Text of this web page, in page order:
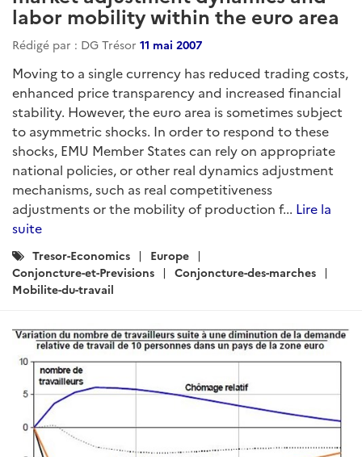
labor mobility within the euro area
Rédigé par : DG Trésor 11 mai 2007
Moving to a single currency has reduced trading costs,
enhanced price transparency and increased financial
stability. However, the euro area is sometimes subject
to asymmetric shocks. In order to respond to these
shocks, EMU Member States can rely on appropriate
national policies, or other real dynamics adjustment
mechanisms, such as real competitiveness
adjustments or the mobility of production f... Lire la
suite
Catégories
:
Tresor-Economics
Europe
Conjoncture-et-Previsions
Conjoncture-des-marches
Mobilite-du-travail